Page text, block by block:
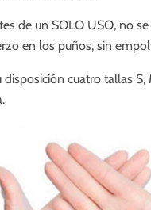
de un SOLO USO, no
en los puños, sin
cuatro tallas S,